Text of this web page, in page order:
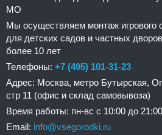
МО
Мы осуществляем монтаж игрового
для детских садов и частных
более 10 лет
Телефоны: +7 (495) 101-31-23
Адрес: Москва, метро Бутырская,
стр 11 (офис и склад самовывоза)
Время работы: пн-вс с 10:00 до 21:00
Email: info@vsegorodki.ru